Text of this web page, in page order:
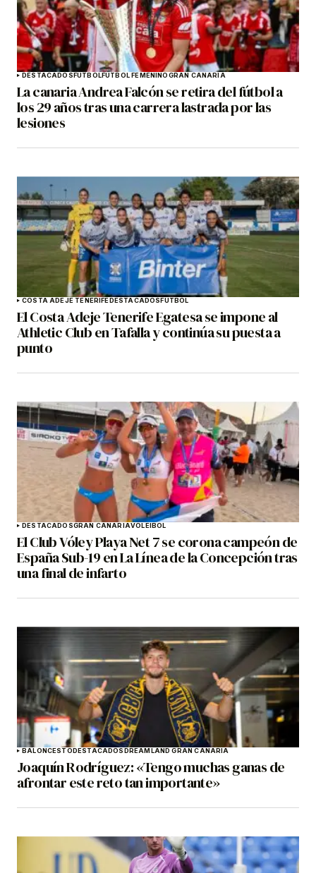
DESTACADOSFÚTBOLFÚTBOL FEMENINOGRAN CANARIA
La canaria Andrea Falcón se retira del fútbol a
los 29 años tras una carrera lastrada por las
lesiones
COSTA ADEJE TENERIFEDESTACADOSFÚTBOL
El Costa Adeje Tenerife Egatesa se impone al
Athletic Club en Tafalla y continúa su puesta a
punto
DESTACADOSGRAN CANARIAVOLEIBOL
El Club Vóley Playa Net 7 se corona campeón de
España Sub-19 en La Línea de la Concepción tras
una final de infarto
BALONCESTODESTACADOSDREAMLAND GRAN CANARIA
Joaquín Rodríguez: «Tengo muchas ganas de
afrontar este reto tan importante»